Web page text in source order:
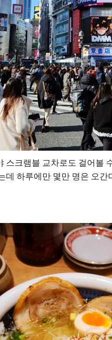
스크램블 교차로도 걸어볼
데 하루에만 몇만 명은 오간